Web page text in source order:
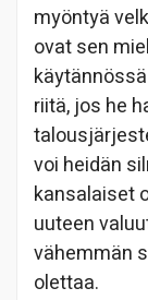
myöntyä
ovat sen
riitä, jos he
voi heidän
kansalaiset
uuteen
vähemmän
olettaa.